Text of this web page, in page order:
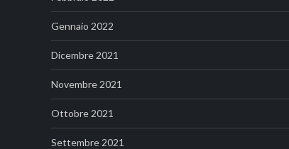
Gennaio 2022
Dicembre 2021
Novembre 2021
Ottobre 2021
Settembre 2021